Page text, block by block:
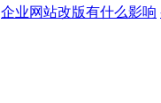
企业网站改版有什么影响